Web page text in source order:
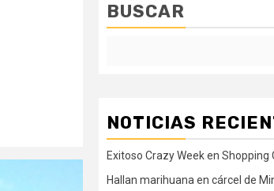
BUSCAR
NOTICIAS
Exitoso Crazy Week en Shopping
Hallan marihuana en cárcel de